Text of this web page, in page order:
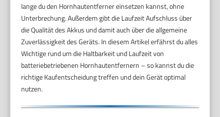
lange du den Hornhautentferner einsetzen kannst, ohne
Unterbrechung. Außerdem gibt die Laufzeit Aufschluss über
die Qualität des Akkus und damit auch über die allgemeine
Zuverlässigkeit des Geräts. In diesem Artikel erfährst du alles
Wichtige rund um die Haltbarkeit und Laufzeit von
batteriebetriebenen Hornhautentfernern – so kannst du die
richtige Kaufentscheidung treffen und dein Gerät optimal
nutzen.